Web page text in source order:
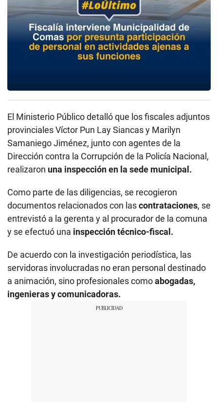
El Ministerio Público detalló que los fiscales adjuntos
provinciales Víctor Pun Lay Siancas y Marilyn
Samaniego Jiménez, junto con agentes de la
Dirección contra la Corrupción de la Policía Nacional,
realizaron una inspección en la sede municipal.
Como parte de las diligencias, se recogieron
documentos relacionados con lascontrataciones, se
entrevistó a la gerenta y al procurador de la comuna
y se efectuó una inspección técnico-fiscal.
De acuerdo con la investigación periodística, las
servidoras involucradas no eran personal destinado
a animación, sino profesionales comoabogadas,
ingenieras y comunicadoras.